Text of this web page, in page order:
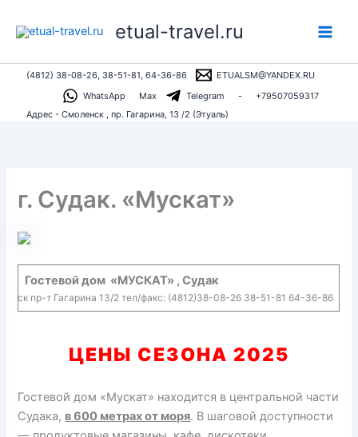
etual-travel.ru
(4812) 38-08-26, 38-51-81, 64-36-86
ETUALSM@YANDEX.RU
WhatsApp
Max Telegram -
+79507059317
Адрес - Смоленск , пр. Гагарина, 13 /2 (Этуаль)
г. Судак. «Мускат»
Гостевой дом «МУСКАТ» , Судак
пр-т Гагарина 13/2 тел/факс: (4812)38-08-26 38-51-81 64-36-86
ЦЕНЫ СЕЗОНА 2025
Гостевой дом «Мускат» находится в центральной части
Судака, в 600 метрах от моря. В шаговой доступности